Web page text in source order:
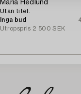
Maria Hedlund
Utan titel.
Inga bud
Utropspris 2 500 SEK